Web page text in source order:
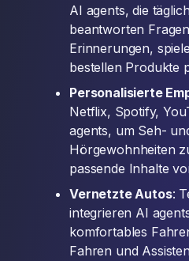
AI agents, die
beantworten
Erinnerungen,
bestellen Produkte
Personalisierte
Netflix, Spotify,
agents, um Seh-
Hörgewohnheiten
passende Inhalte
Vernetzte Autos:
integrieren AI
komfortables
Fahren und